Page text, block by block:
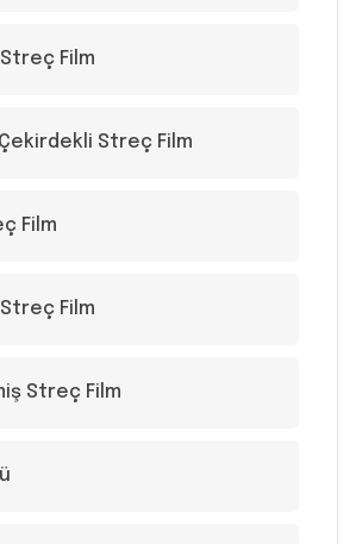
Film
Streç Film
Film
Streç Film
Streç Film